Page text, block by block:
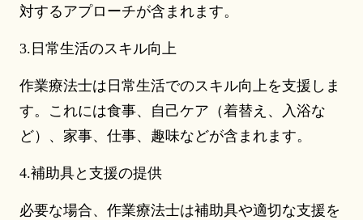
対するアプローチが含まれます。
3.日常生活のスキル向上
作業療法士は日常生活でのスキル向上を支援しま
す。これには食事、自己ケア（着替え、入浴な
ど）、家事、仕事、趣味などが含まれます。
4.補助具と支援の提供
必要な場合、作業療法士は補助具や適切な支援を